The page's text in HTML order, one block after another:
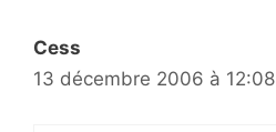
Cess
13 décembre 2006 à 12:08